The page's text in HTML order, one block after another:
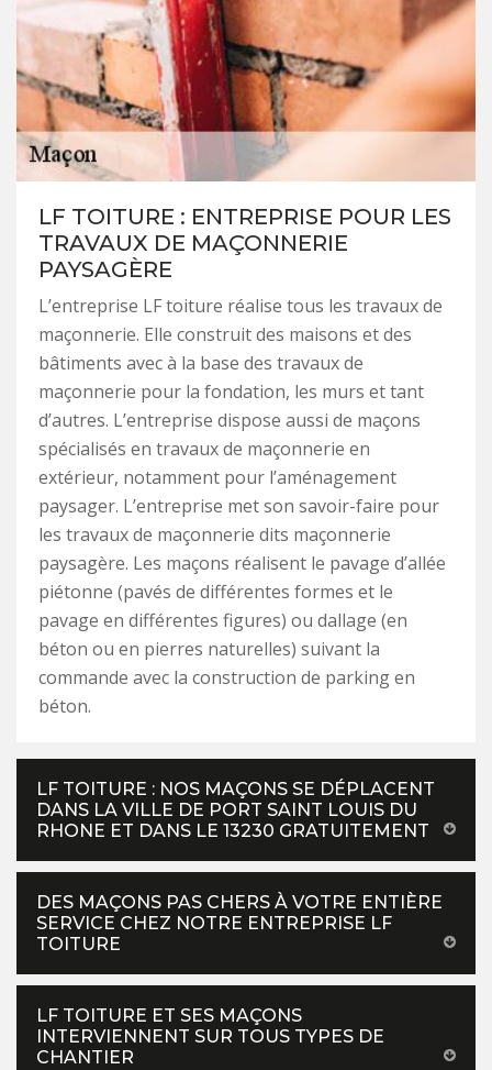
LF TOITURE : ENTREPRISE POUR LES
TRAVAUX DE MAÇONNERIE
PAYSAGÈRE
L’entreprise LF toiture réalise tous les travaux de
maçonnerie. Elle construit des maisons et des
bâtiments avec à la base des travaux de
maçonnerie pour la fondation, les murs et tant
d’autres. L’entreprise dispose aussi de maçons
spécialisés en travaux de maçonnerie en
extérieur, notamment pour l’aménagement
paysager. L’entreprise met son savoir-faire pour
les travaux de maçonnerie dits maçonnerie
paysagère. Les maçons réalisent le pavage d’allée
piétonne (pavés de différentes formes et le
pavage en différentes figures) ou dallage (en
béton ou en pierres naturelles) suivant la
commande avec la construction de parking en
béton.
LF TOITURE : NOS MAÇONS SE DÉPLACENT
DANS LA VILLE DE PORT SAINT LOUIS DU
RHONE ET DANS LE 13230 GRATUITEMENT
DES MAÇONS PAS CHERS À VOTRE ENTIÈRE
SERVICE CHEZ NOTRE ENTREPRISE LF
TOITURE
LF TOITURE ET SES MAÇONS
INTERVIENNENT SUR TOUS TYPES DE
CHANTIER